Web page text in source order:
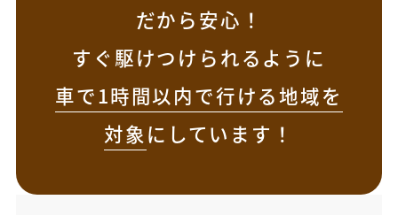
だから安心！
すぐ駆けつけられるように
車で1時間以内で行ける地域を
対象にしています！